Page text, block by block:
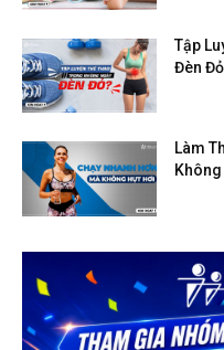
Tập
Đèn
Làm